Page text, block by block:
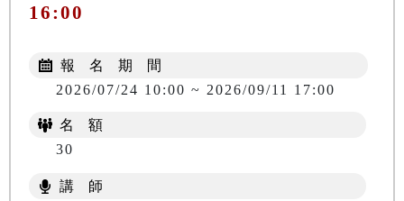
16:00
報 名 期 間
2026/07/24 10:00 ~ 2026/09/11 17:00
名 額
30
講 師